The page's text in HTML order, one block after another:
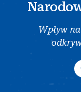
Wpływ